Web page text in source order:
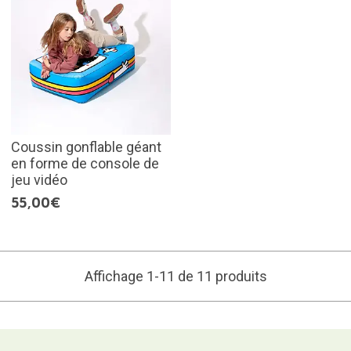
Coussin gonflable géant
en forme de console de
jeu vidéo
55,00€
Affichage 1-11 de 11 produits